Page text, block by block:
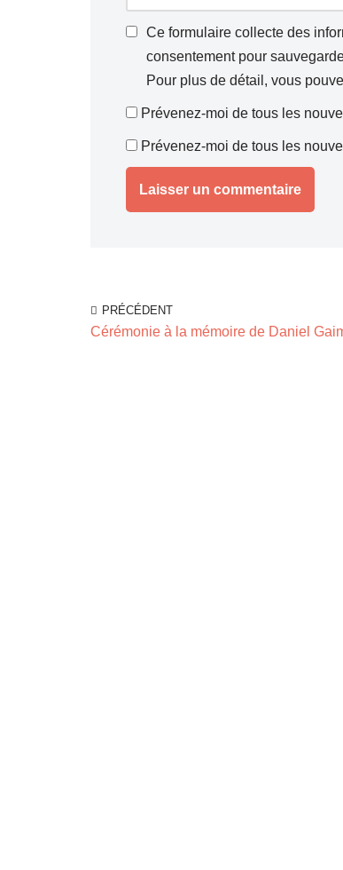
Ce formulaire collecte des
consentement pour
Pour plus de détail, vous
Prévenez-moi de tous les
Prévenez-moi de tous les
PRÉCÉDENT
Cérémonie à la mémoire de Daniel